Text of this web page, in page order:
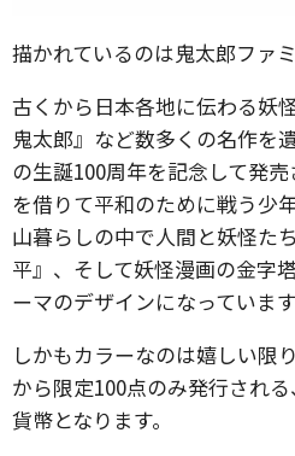
描かれているのは鬼太郎ファ
古くから日本各地に伝わる妖
鬼太郎』など数多くの名作を
の生誕100周年を記念して発
を借りて平和のために戦う少
山暮らしの中で人間と妖怪た
平』、そして妖怪漫画の金字
ーマのデザインになっています
しかもカラーなのは嬉しい限
から限定100点のみ発行され
貨幣となります。